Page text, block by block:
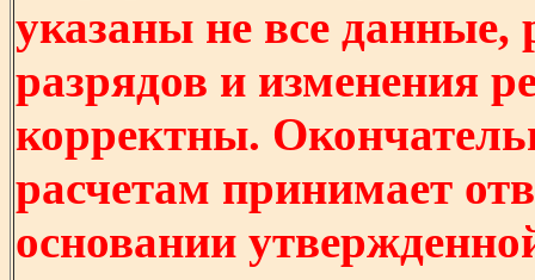
указаны не все
разрядов и изменения
корректны.
расчетам принимает
основании